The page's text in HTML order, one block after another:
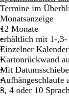
Termine im
Monatsanzeige
12 Monate
erhältlich mit 1-,3-
Einzelner
Kartonrückwand
Mit
Aufhängeschlaufe
3, 4 oder 10